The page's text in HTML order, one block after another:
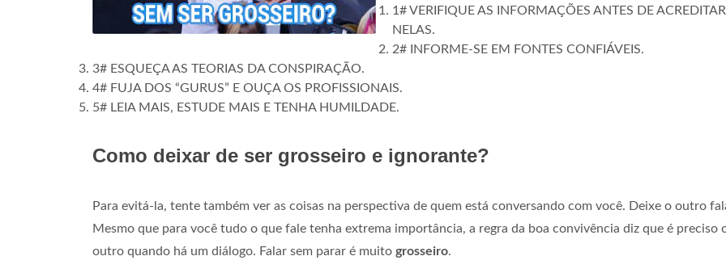
1# VERIFIQUE AS INFORMAÇÕES ANTES DE ACREDITAR
NELAS.
2# INFORME-SE EM FONTES CONFIÁVEIS.
3# ESQUEÇA AS TEORIAS DA CONSPIRAÇÃO.
4# FUJA DOS “GURUS” E OUÇA OS PROFISSIONAIS.
5# LEIA MAIS, ESTUDE MAIS E TENHA HUMILDADE.
Como deixar de ser grosseiro e ignorante?
Para evitá-la, tente também ver as coisas na perspectiva de quem está conversando com você. Deixe o outro
Mesmo que para você tudo o que fale tenha extrema importância, a regra da boa convivência diz que é preciso
outro quando há um diálogo. Falar sem parar é muito grosseiro.